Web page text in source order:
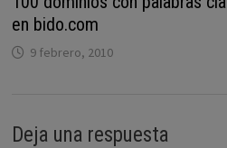
en bido.com
9 febrero, 2010
Deja una respuesta